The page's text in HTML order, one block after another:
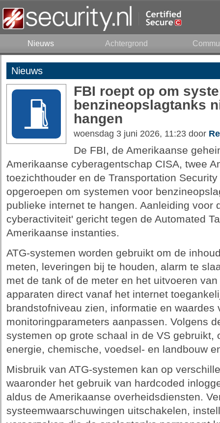
Nieuws Achtergrond
Nieuws
FBI roept op om
benzineopslagtanks
hangen
woensdag 3 juni 2026, 11:23 door
De FBI, de Amerikaanse
Amerikaanse cyberagentschap CISA, twee
toezichthouder en de Transportation
opgeroepen om systemen voor
publieke internet te hangen. Aanleiding voor
cyberactiviteit' gericht tegen de Automated
Amerikaanse instanties.
ATG-systemen worden gebruikt om de
meten, leveringen bij te houden, alarm te
met de tank of de meter en het uitvoeren
apparaten direct vanaf het internet
brandstofniveau zien, informatie en waardes
monitoringparameters aanpassen. Volgens
systemen op grote schaal in de VS gebruikt,
energie, chemische, voedsel- en landbouw
Misbruik van ATG-systemen kan op
waaronder het gebruik van hardcoded
aldus de Amerikaanse overheidsdiensten.
systeemwaarschuwingen uitschakelen,